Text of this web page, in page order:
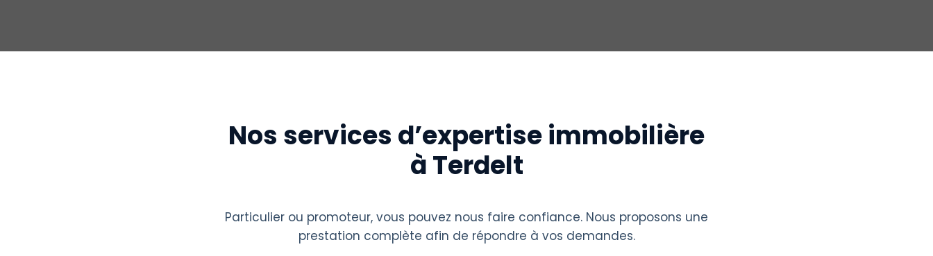
Nos services d’expertise immobilière
à Terdelt
Particulier ou promoteur, vous pouvez nous faire confiance. Nous proposons une
prestation complète afin de répondre à vos demandes.